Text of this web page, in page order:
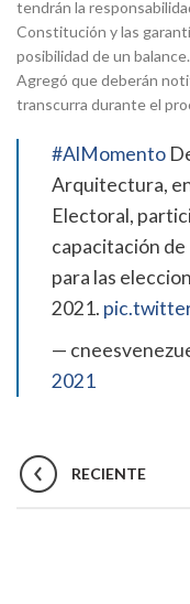
tendrán la
Constitución y las
posibilidad de un balance.
Agregó que deberán
transcurra durante el
#AlMomento
Arquitectura,
Electoral,
capacitación de
para las
2021.
—
2021
RECIENTE